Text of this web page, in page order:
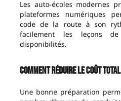
Les auto-écoles modernes
plateformes numériques
code de la route à son
facilement les leçons
disponibilités.
Comment réduire le coût total
Une bonne préparation